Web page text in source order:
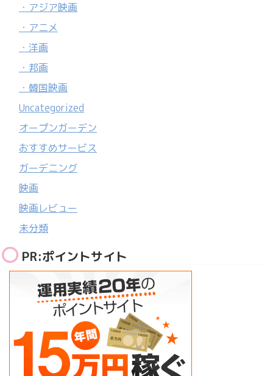
・アジア映画
・アニメ
・洋画
・邦画
・韓国映画
Uncategorized
オープンガーデン
おすすめサービス
ガーデニング
映画
映画レビュー
未分類
PR:ポイントサイト